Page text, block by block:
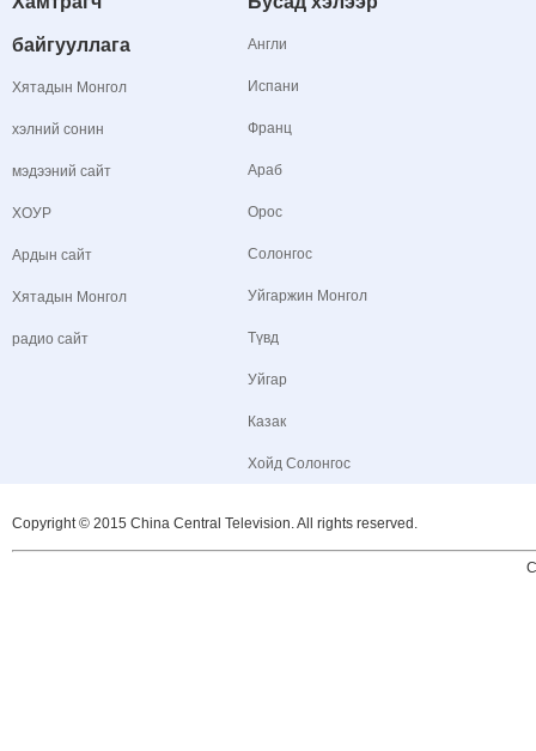
байгууллага
Хятадын Монгол
хэлний сонин
мэдээний сайт
ХОУР
Ардын сайт
Хятадын Монгол
радио сайт
Англи
Испани
Франц
Араб
Орос
Солонгос
Уйгаржин Монгол
Түвд
Уйгар
Казак
Хойд Солонгос
Copyright © 2015 China Central Television. All rights reserved.